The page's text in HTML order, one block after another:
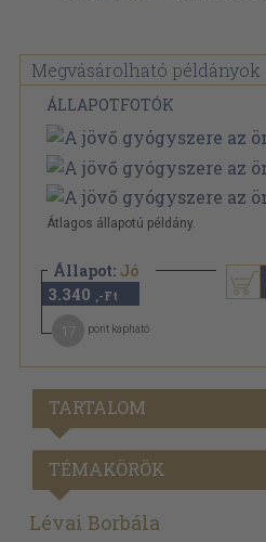
Megvásárolható példányok
ÁLLAPOTFOTÓK
Átlagos állapotú példány.
Állapot: Jó
3.340 ,-Ft
pont kapható
TARTALOM
TÉMAKÖRÖK
Lévai Borbála